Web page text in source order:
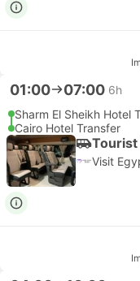
01:00 07:00 6h
Sharm El Sheikh Hotel
Cairo Hotel Transfer
Tourist
Visit